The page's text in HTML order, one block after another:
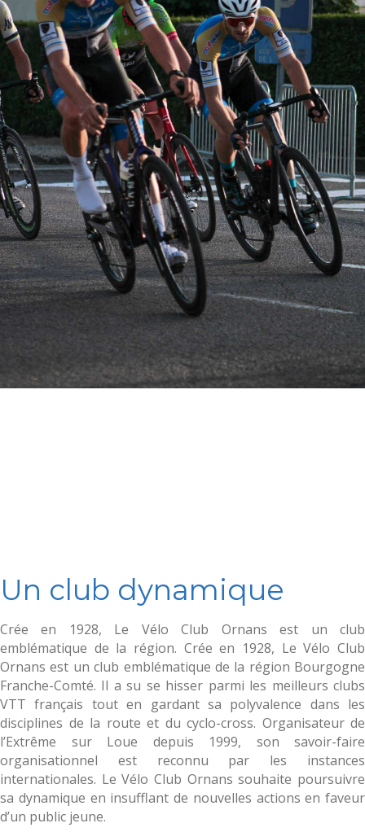
Un club dynamique
Crée en 1928, Le Vélo Club Ornans est un club
emblématique de la région. Crée en 1928, Le Vélo Club
Ornans est un club emblématique de la région Bourgogne
Franche-Comté. Il a su se hisser parmi les meilleurs clubs
VTT français tout en gardant sa polyvalence dans les
disciplines de la route et du cyclo-cross. Organisateur de
l’Extrême sur Loue depuis 1999, son savoir-faire
organisationnel est reconnu par les instances
internationales. Le Vélo Club Ornans souhaite poursuivre
sa dynamique en insufflant de nouvelles actions en faveur
d’un public jeune.